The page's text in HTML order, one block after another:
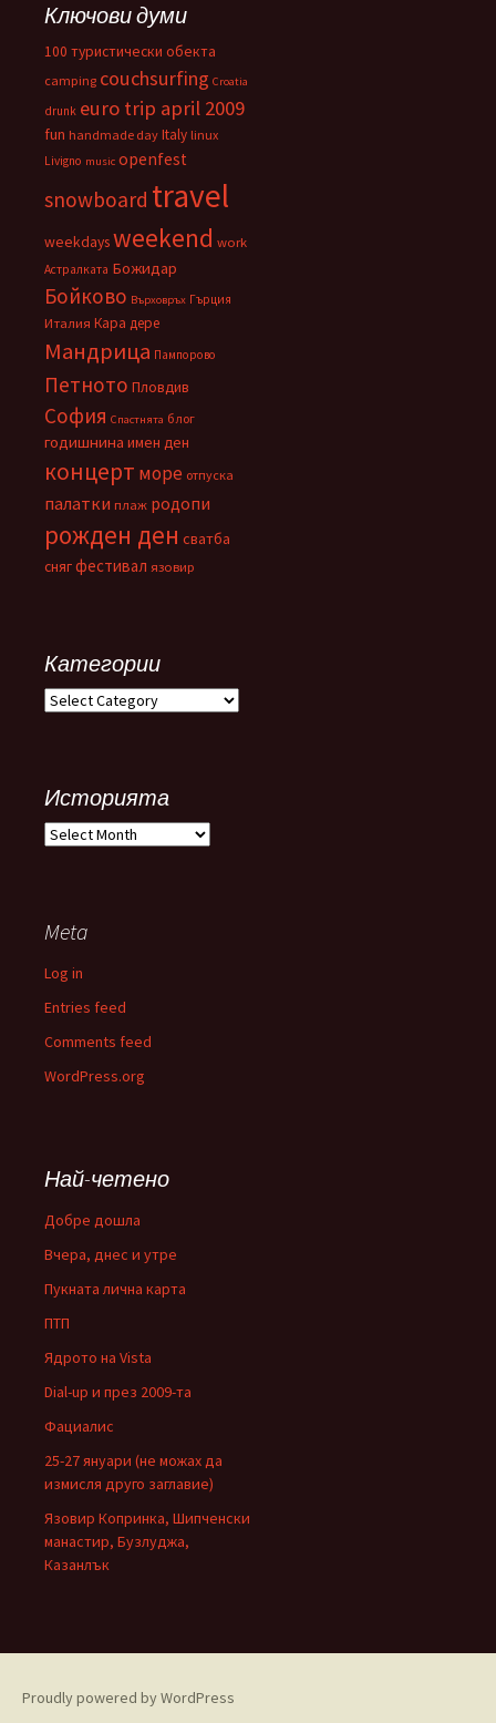
Ключови думи
100 туристически обекта
camping couchsurfing Croatia
drunk euro trip april 2009
fun handmade day Italy linux
Livigno music openfest
snowboard travel
weekdaysweekend work
Астралката Божидар
Бойково Върховръх Гърция
Италия Кара дере
Мандрица Пампорово
Петното Пловдив
София Спастнята блог
годишнина имен ден
концерт море отпуска
палатки плаж родопи
рожден ден сватба
снягфестивал язовир
Категории
Категории
Историята
Историята
Meta
Log in
Entries feed
Comments feed
WordPress.org
Най-четено
Добре дошла
Вчера, днес и утре
Пукната лична карта
ПТП
Ядрото на Vista
Dial-up и през 2009-та
Фациалис
25-27 януари (не можах да
измисля друго заглавие)
Язовир Копринка, Шипченски
манастир, Бузлуджа,
Казанлък
Proudly powered by WordPress